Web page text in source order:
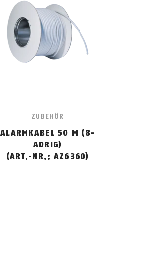
ZUBEHÖR
ALARMKABEL 50 M (8-
ADRIG)
(ART.-NR.: AZ6360)